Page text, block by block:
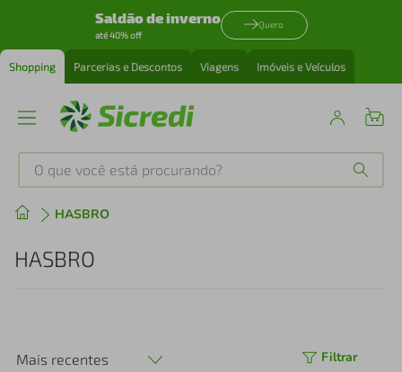
Saldão de inverno
até 40% off
Quero
Shopping Parcerias e Descontos Viagens Imóveis e Veículos
O que você está procurando?
HASBRO
HASBRO
Mais recentes Filtrar
Produtos mais buscados
1º tenis
perfume